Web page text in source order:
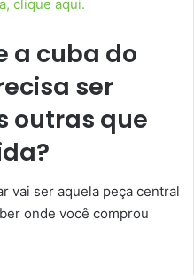
clique aqui.
a cuba do
ser
outras que
vai ser aquela peça central
onde você comprou